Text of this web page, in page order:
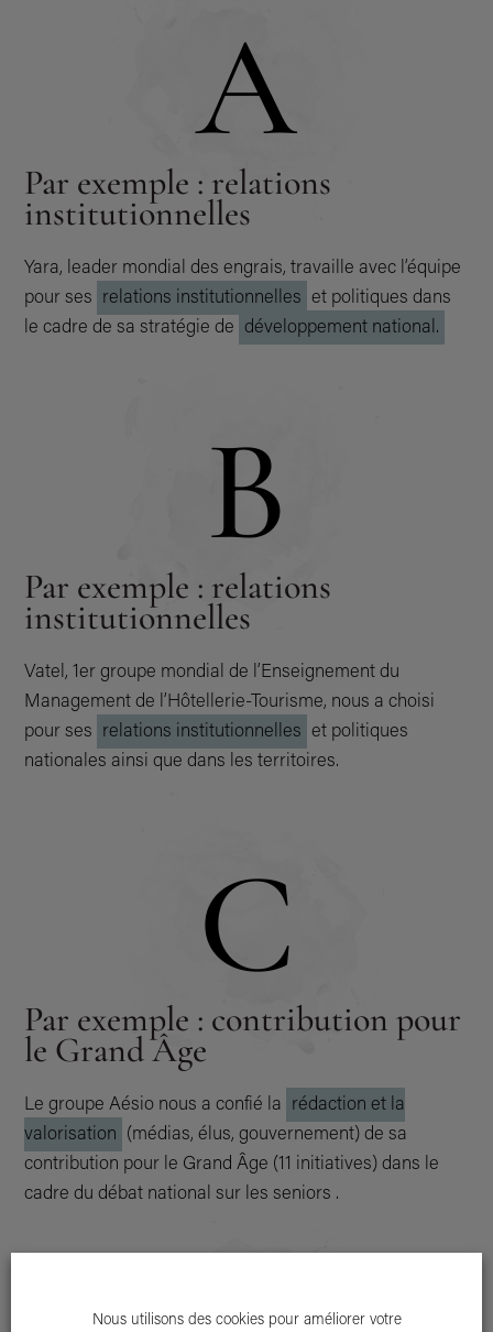
A
Par exemple : relations
institutionnelles
Yara, leader mondial des engrais, travaille avec l’équipe
pour ses relations institutionnelles et politiques dans
le cadre de sa stratégie de développement national.
B
Par exemple : relations
institutionnelles
Vatel, 1er groupe mondial de l’Enseignement du
Management de l’Hôtellerie-Tourisme, nous a choisi
pour ses relations institutionnelles et politiques
nationales ainsi que dans les territoires.
C
Par exemple : contribution pour
le Grand Âge
Le groupe Aésio nous a confié la rédaction et la
valorisation (médias, élus, gouvernement) de sa
contribution pour le Grand Âge (11 initiatives) dans le
cadre du débat national sur les seniors .
Nous utilisons des cookies pour améliorer votre